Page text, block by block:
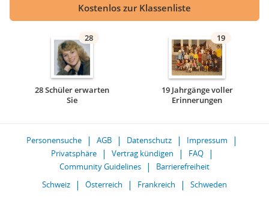
Kostenlos zur Klassenliste
28
28 Schüler erwarten
Sie
19
19 Jahrgänge voller
Erinnerungen
Personensuche AGB Datenschutz
Impressum
Privatsphäre
Vertrag kündigen
FAQ
Community Guidelines
Barrierefreiheit
Schweiz
Österreich Frankreich Schweden